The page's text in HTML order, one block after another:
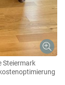
Steiermark